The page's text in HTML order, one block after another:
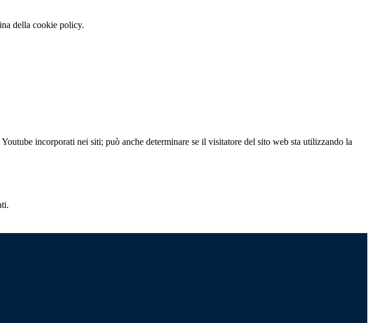
della cookie policy.
incorporati nei siti; può anche determinare se il visitatore del sito web sta utilizzando la